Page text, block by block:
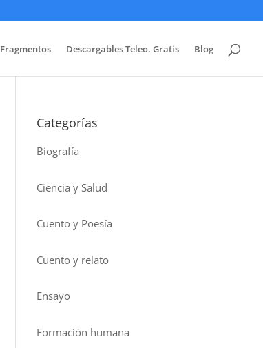
Fragmentos Descargables Teleo. Gratis Blog
Categorías
Biografía
Ciencia y Salud
Cuento y Poesía
Cuento y relato
Ensayo
Formación humana